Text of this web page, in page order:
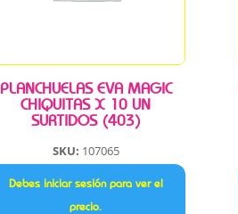
PLANCHUELAS EVA MAGIC
CHIQUITAS X 10 UN
SURTIDOS (403)
SKU: 107065
Debes iniciar sesión para ver el
precio.